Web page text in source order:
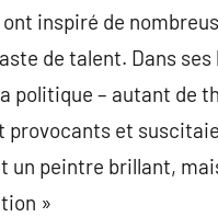
inspiré de
de talent. Dans
politique – autant de
provocants et
un peintre brillant,
»